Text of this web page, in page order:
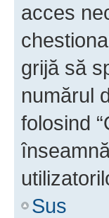
acces
grijă să
numărul
folosind
Sus